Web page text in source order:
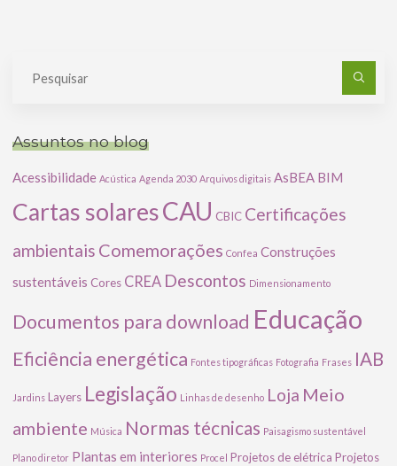
Assuntos no blog
Acessibilidade Acústica Agenda 2030 Arquivos digitais AsBEA BIM
Cartas solaresCAU CBIC Certificações
ambientais Comemorações Confea Construções
sustentáveis Cores CREA Descontos Dimensionamento
Documentos para download Educação
Eficiência energética Fontes tipográficas Fotografia Frases IAB
Jardins Layers Legislação Linhas de desenho Loja Meio
ambiente Música Normas técnicas Paisagismo sustentável
Plano diretor Plantas em interiores Procel Projetos de elétrica Projetos